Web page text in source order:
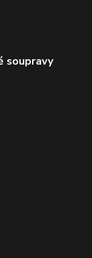
soupravy